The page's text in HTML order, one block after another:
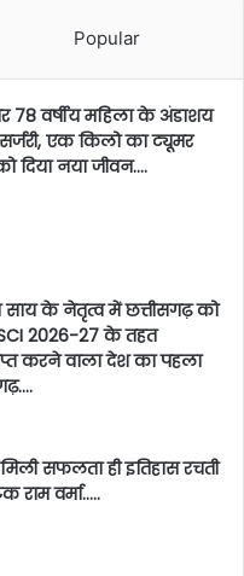
Popular
78 वर्षीय महिला के अंडाशय
एक किलो का ट्यूमर
दिया नया जीवन….
साय के नेतृत्व में छत्तीसगढ़ को
2026-27 के तहत
करने वाला देश का पहला
सफलता ही इतिहास रचती
राम वर्मा…..